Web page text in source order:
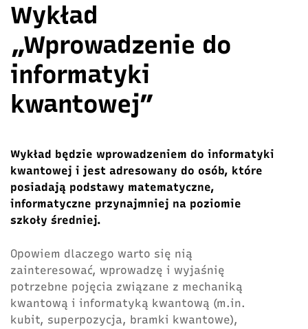
Wykład
„Wprowadzenie do
informatyki
kwantowej”
Wykład będzie wprowadzeniem do informatyki
kwantowej i jest adresowany do osób, które
posiadają podstawy matematyczne,
informatyczne przynajmniej na poziomie
szkoły średniej.
Opowiem dlaczego warto się nią
zainteresować, wprowadzę i wyjaśnię
potrzebne pojęcia związane z mechaniką
kwantową i informatyką kwantową (m.in.
kubit, superpozycja, bramki kwantowe),